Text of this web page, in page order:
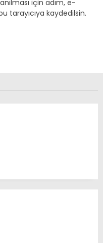
için adım, e-
tarayıcıya kaydedilsin.